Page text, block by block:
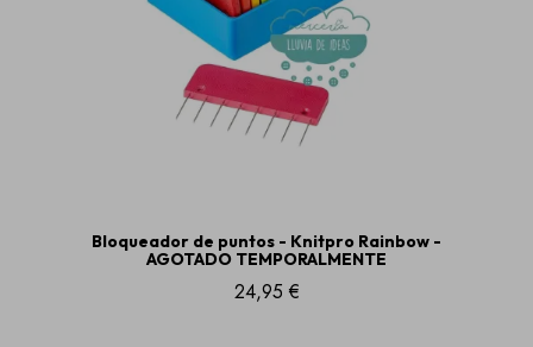
Bloqueador de puntos - Knitpro Rainbow -
AGOTADO TEMPORALMENTE
24,95 €